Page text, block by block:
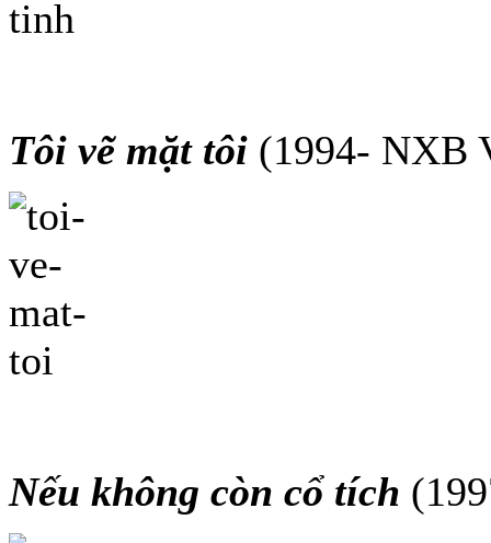
Tôi vẽ mặt tôi (1994- NXB
Nếu không còn cổ tích